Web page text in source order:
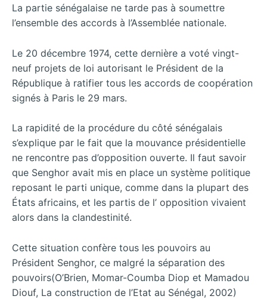
La partie sénégalaise ne tarde pas à soumettre
l’ensemble des accords à l’Assemblée nationale.
Le 20 décembre 1974, cette dernière a voté vingt-
neuf projets de loi autorisant le Président de la
République à ratifier tous les accords de coopération
signés à Paris le 29 mars.
La rapidité de la procédure du côté sénégalais
s’explique par le fait que la mouvance présidentielle
ne rencontre pas d’opposition ouverte. Il faut savoir
que Senghor avait mis en place un système politique
reposant le parti unique, comme dans la plupart des
États africains, et les partis de l’ opposition vivaient
alors dans la clandestinité.
Cette situation confère tous les pouvoirs au
Président Senghor, ce malgré la séparation des
pouvoirs(O’Brien, Momar-Coumba Diop et Mamadou
Diouf, La construction de l’Etat au Sénégal, 2002)